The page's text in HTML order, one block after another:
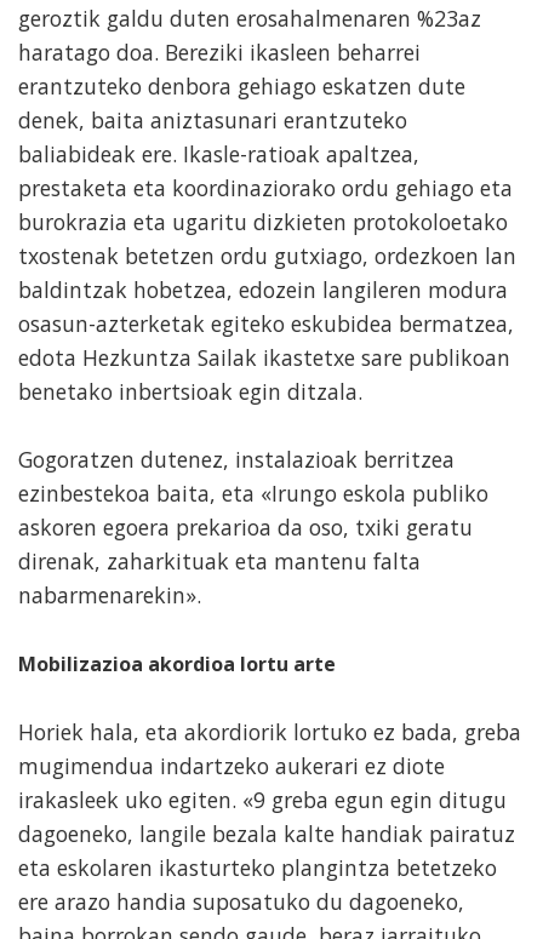
geroztik galdu duten erosahalmenaren %23az
haratago doa. Bereziki ikasleen beharrei
erantzuteko denbora gehiago eskatzen dute
denek, baita aniztasunari erantzuteko
baliabideak ere. Ikasle-ratioak apaltzea,
prestaketa eta koordinaziorako ordu gehiago eta
burokrazia eta ugaritu dizkieten protokoloetako
txostenak betetzen ordu gutxiago, ordezkoen lan
baldintzak hobetzea, edozein langileren modura
osasun-azterketak egiteko eskubidea bermatzea,
edota Hezkuntza Sailak ikastetxe sare publikoan
benetako inbertsioak egin ditzala.
Gogoratzen dutenez, instalazioak berritzea
ezinbestekoa baita, eta «Irungo eskola publiko
askoren egoera prekarioa da oso, txiki geratu
direnak, zaharkituak eta mantenu falta
nabarmenarekin».
Mobilizazioa akordioa lortu arte
Horiek hala, eta akordiorik lortuko ez bada, greba
mugimendua indartzeko aukerari ez diote
irakasleek uko egiten. «9 greba egun egin ditugu
dagoeneko, langile bezala kalte handiak pairatuz
eta eskolaren ikasturteko plangintza betetzeko
ere arazo handia suposatuko du dagoeneko,